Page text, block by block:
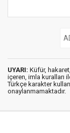
UYARI: Küfür,
içeren, imla kuralları
Türkçe karakter
onaylanmamaktadır.